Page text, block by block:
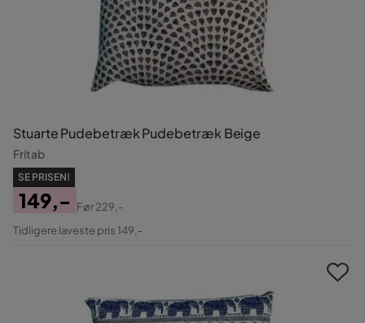
Stuarte Pudebetræk Pudebetræk Beige
Fritab
SE PRISEN!
Pris
149,-
Original
Før229,-
Tidligere laveste pris 149,-